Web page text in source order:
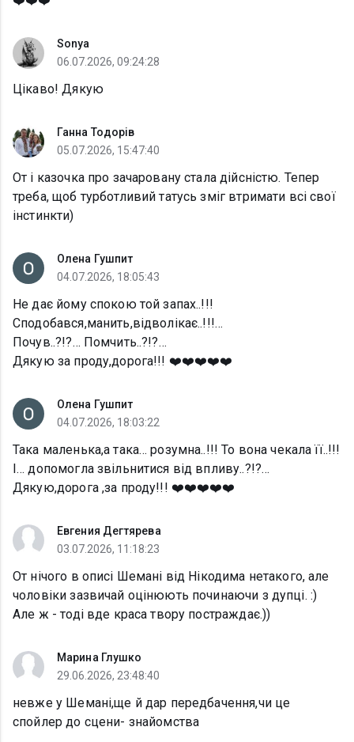
Sonya
06.07.2026, 09:24:28
Цікаво! Дякую
Ганна Тодорів
05.07.2026, 15:47:40
От і казочка про зачаровану стала дійсністю. Тепер
треба, щоб турботливий татусь зміг втримати всі свої
інстинкти)
Олена Гушпит
04.07.2026, 18:05:43
Не дає йому спокою той запах..!!!
Сподобався,манить,відволікає..!!!…
Почув..?!?… Помчить..?!?…
Дякую за проду,дорога!!! ❤️❤️❤️❤️❤️
Олена Гушпит
04.07.2026, 18:03:22
Така маленька,а така… розумна..!!! То вона чекала її..!!!
І… допомогла звільнитися від впливу..?!?…
Дякую,дорога ,за проду!!! ❤️❤️❤️❤️❤️
Евгения Дегтярева
03.07.2026, 11:18:23
От нічого в описі Шемані від Нікодима нетакого, але
чоловіки зазвичай оцінюють починаючи з дупці. :)
Але ж - тоді вде краса твору постраждає.))
Марина Глушко
29.06.2026, 23:48:40
невже у Шемані,ще й дар передбачення,чи це
спойлер до сцени- знайомства